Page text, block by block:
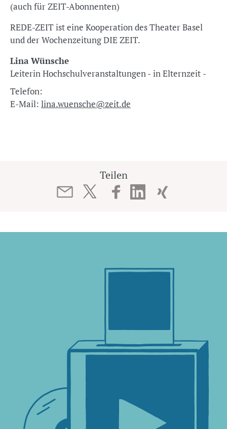
(auch für ZEIT-Abonnenten)
REDE-ZEIT ist eine Kooperation des Theater Basel
und der Wochenzeitung DIE ZEIT.
Lina Wünsche
Leiterin Hochschulveranstaltungen - in Elternzeit -
Telefon:
E-Mail: lina.wuensche@zeit.de
Teilen